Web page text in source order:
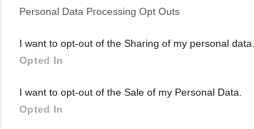
Personal Data Processing Opt Outs
I want to opt-out of the Sharing of my personal data.
Opted In
I want to opt-out of the Sale of my Personal Data.
Opted In